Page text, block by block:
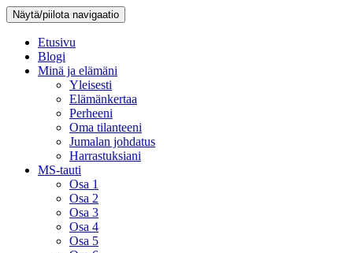
Näytä/piilota navigaatio
Etusivu
Blogi
Minä ja elämäni
Yleisesti
Elämänkertaa
Perheeni
Oma tilanteeni
Jumalan johdatus
Harrastuksiani
MS-tauti
Osa 1
Osa 2
Osa 3
Osa 4
Osa 5